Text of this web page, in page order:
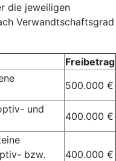
die jeweiligen
Verwandtschaftsgrad
Freibetrag
500.000 €
und
400.000 €
bzw.
400.000 €